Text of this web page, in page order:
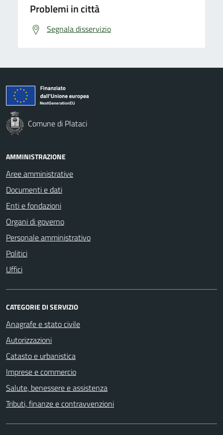
Problemi in città
Segnala disservizio
Comune di Plataci
AMMINISTRAZIONE
Aree amministrative
Documenti e dati
Enti e fondazioni
Organi di governo
Personale amministrativo
Politici
Uffici
CATEGORIE DI SERVIZIO
Anagrafe e stato civile
Autorizzazioni
Catasto e urbanistica
Imprese e commercio
Salute, benessere e assistenza
Tributi, finanze e contravvenzioni